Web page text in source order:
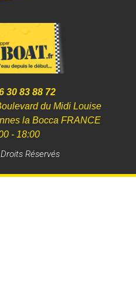
30 83 88 72
du Midi Louise
la Bocca FRANCE
- 18:00
Réservés